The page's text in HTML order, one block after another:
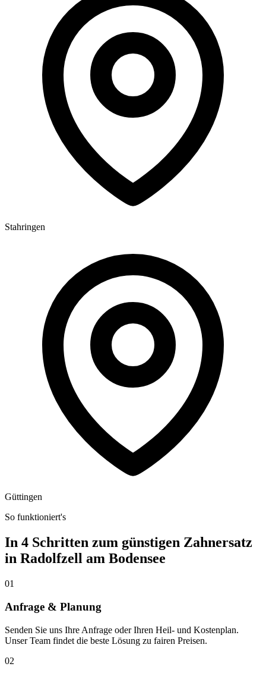
Stahringen
Güttingen
So funktioniert's
In 4 Schritten zum günstigen Zahnersatz
in Radolfzell am Bodensee
01
Anfrage & Planung
Senden Sie uns Ihre Anfrage oder Ihren Heil- und Kostenplan.
Unser Team findet die beste Lösung zu fairen Preisen.
02